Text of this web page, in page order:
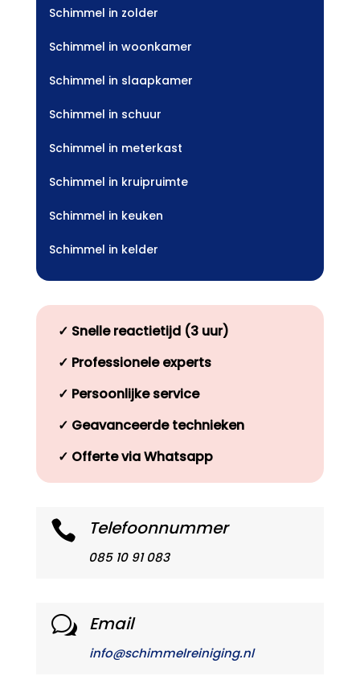
Schimmel in zolder
Schimmel in woonkamer
Schimmel in slaapkamer
Schimmel in schuur
Schimmel in meterkast
Schimmel in kruipruimte
Schimmel in keuken
Schimmel in kelder
✓ Snelle reactietijd (3 uur)
✓ Professionele experts
✓ Persoonlijke service
✓ Geavanceerde technieken
✓ Offerte via Whatsapp
 Telefoonnummer
085 10 91 083
w Email
info@schimmelreiniging.nl